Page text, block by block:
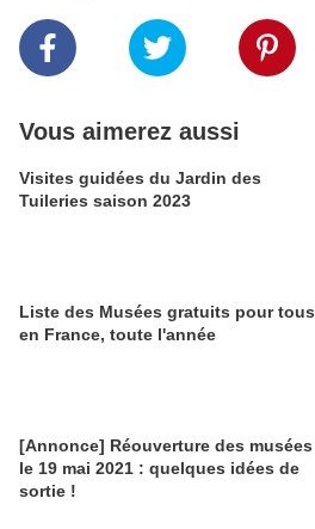
Vous aimerez aussi
Visites guidées du Jardin des
Tuileries saison 2023
Liste des Musées gratuits pour tous
en France, toute l'année
[Annonce] Réouverture des musées
le 19 mai 2021 : quelques idées de
sortie !